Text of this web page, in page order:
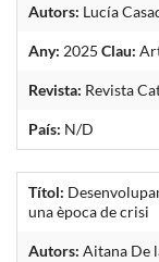
Autors: Lucía
Any: 2025 Clau:
Revista: Revista
País: N/D
Títol:
una època de crisi
Autors: Aitana De